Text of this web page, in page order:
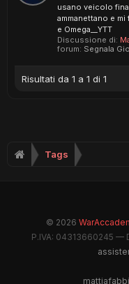
usano veicolo
ammanettano e
e Omega__YTT
Discussione di:
forum: Segnala
Risultati da 1 a 1 di 1
Tags
© 2026
P.IVA: 04313660245 —